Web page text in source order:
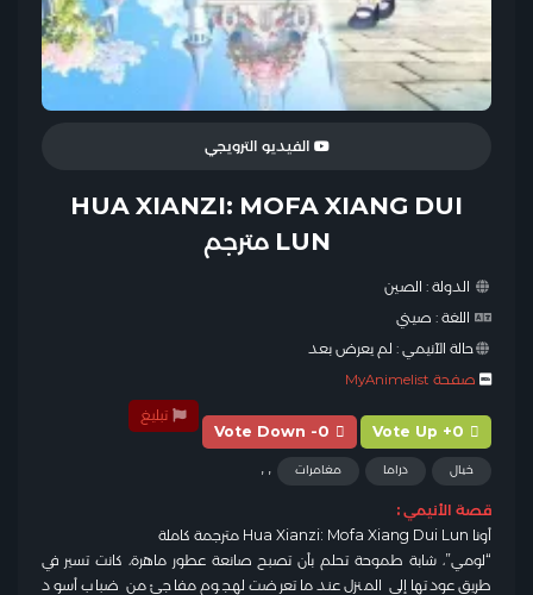
الفيديو الترويجي
HUA XIANZI: MOFA XIANG DUI
LUN مترجم
الدولة : الصين
اللغة : صيني
حالة الآنيمي : لم يعرض بعد
صفحة MyAnimelist
Vote Up +0
Vote Down -0
تبليغ
خيال دراما مغامرات
قصة الأنيمي :
أونا Hua Xianzi: Mofa Xiang Dui Lun مترجمة كاملة
“لومي”، شابة طموحة تحلم بأن تصبح صانعة عطور ماهرة، كانت تسير في
طريق عودتها إلى المنزل عندما تعرضت لهجوم مفاجئ من ضباب أسود